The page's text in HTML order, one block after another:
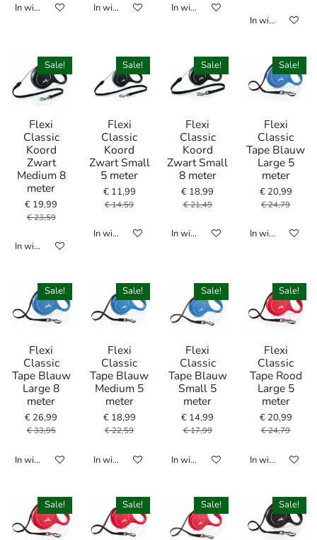
In winkelwagen In winkelwagen In winkelwagen
In winkelwagen
Sale!
Flexi
Classic
Koord
Zwart
Medium 8
meter
€ 19,99
€ 23,59
In winkelwagen
Sale!
Flexi
Classic
Koord
Zwart Small
5 meter
€ 11,99
€ 14,59
In winkelwagen
Sale!
Flexi
Classic
Koord
Zwart Small
8 meter
€ 18,99
€ 21,49
In winkelwagen
Sale!
Flexi
Classic
Tape Blauw
Large 5
meter
€ 20,99
€ 24,79
In winkelwagen
Sale!
Flexi
Classic
Tape Blauw
Large 8
meter
€ 26,99
€ 33,95
In winkelwagen
Sale!
Flexi
Classic
Tape Blauw
Medium 5
meter
€ 18,99
€ 22,59
In winkelwagen
Sale!
Flexi
Classic
Tape Blauw
Small 5
meter
€ 14,99
€ 17,99
In winkelwagen
Sale!
Flexi
Classic
Tape Rood
Large 5
meter
€ 20,99
€ 24,79
In winkelwagen
Sale! Sale! Sale! Sale!